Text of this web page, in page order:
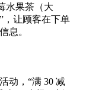
水果茶（大
，让顾客在下单
息。
动，“满 30 减